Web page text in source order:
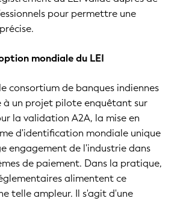
pour permettre une
mondiale du LEI
consortium de banques indiennes
un projet pilote enquêtant sur
la validation A2A, la mise en
d'identification mondiale unique
engagement de l'industrie dans
de paiement. Dans la pratique,
alimentent ce
telle ampleur. Il s'agit d'une